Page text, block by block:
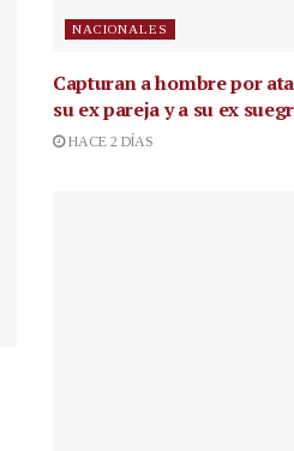
NACIONALES
Capturan a hombre por
su ex pareja y a su ex
HACE 2 DÍAS